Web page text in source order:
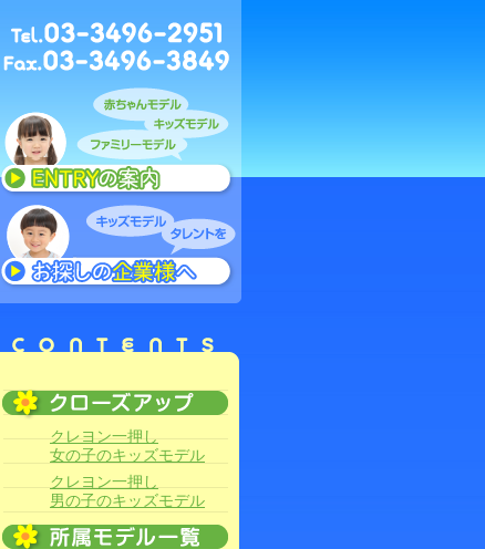
クレヨン一押し
女の子のキッズモデル
クレヨン一押し
男の子のキッズモデル